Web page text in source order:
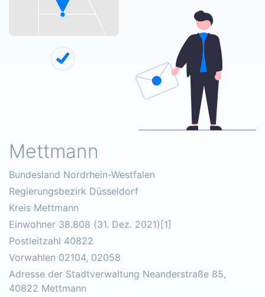
Mettmann
Bundesland Nordrhein-Westfalen
Regierungsbezirk Düsseldorf
Kreis Mettmann
Einwohner 38.808 (31. Dez. 2021)[1]
Postleitzahl 40822
Vorwahlen 02104, 02058
Adresse der Stadtverwaltung Neanderstraße 85,
40822 Mettmann